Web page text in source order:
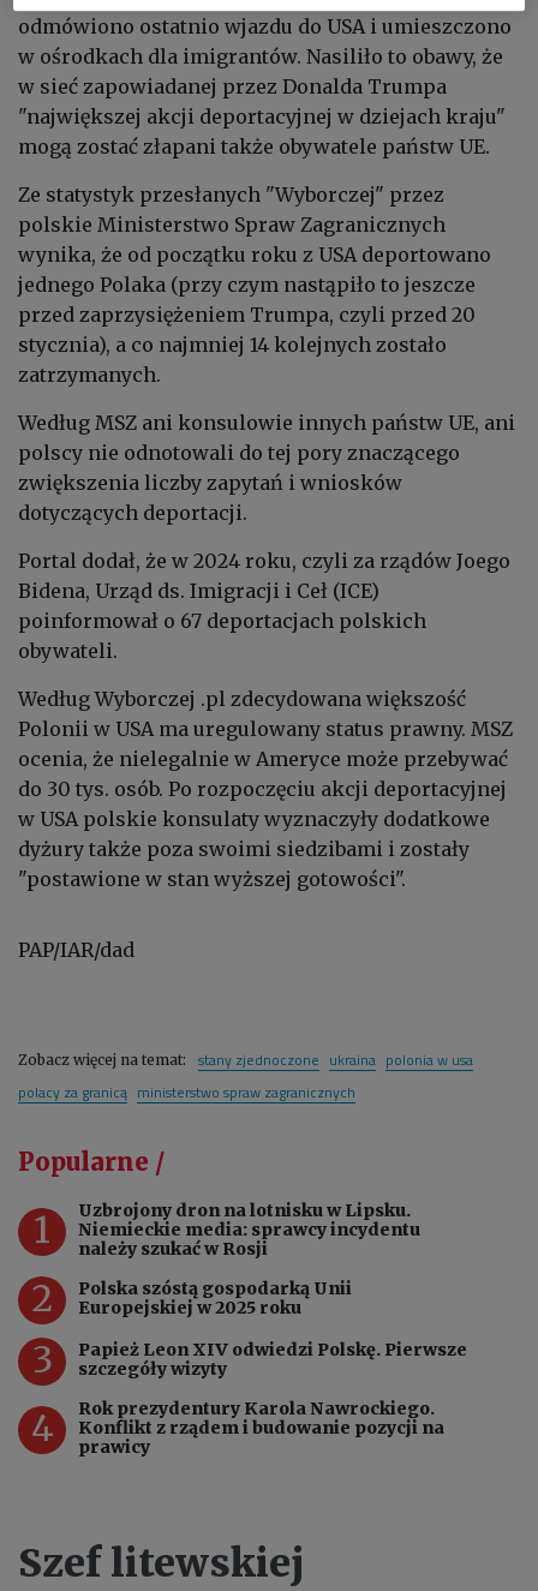
odmówiono ostatnio wjazdu do USA i umieszczono
w ośrodkach dla imigrantów. Nasiliło to obawy, że
w sieć zapowiadanej przez Donalda Trumpa
"największej akcji deportacyjnej w dziejach kraju"
mogą zostać złapani także obywatele państw UE.
Ze statystyk przesłanych "Wyborczej" przez
polskie Ministerstwo Spraw Zagranicznych
wynika, że od początku roku z USA deportowano
jednego Polaka (przy czym nastąpiło to jeszcze
przed zaprzysiężeniem Trumpa, czyli przed 20
stycznia), a co najmniej 14 kolejnych zostało
zatrzymanych.
Według MSZ ani konsulowie innych państw UE, ani
polscy nie odnotowali do tej pory znaczącego
zwiększenia liczby zapytań i wniosków
dotyczących deportacji.
Portal dodał, że w 2024 roku, czyli za rządów Joego
Bidena, Urząd ds. Imigracji i Ceł (ICE)
poinformował o 67 deportacjach polskich
obywateli.
Według Wyborczej .pl zdecydowana większość
Polonii w USA ma uregulowany status prawny. MSZ
ocenia, że nielegalnie w Ameryce może przebywać
do 30 tys. osób. Po rozpoczęciu akcji deportacyjnej
w USA polskie konsulaty wyznaczyły dodatkowe
dyżury także poza swoimi siedzibami i zostały
"postawione w stan wyższej gotowości".
PAP/IAR/dad
Zobacz więcej na temat: stany zjednoczone ukraina polonia w usa
polacy za granicą ministerstwo spraw zagranicznych
Popularne /
1
Uzbrojony dron na lotnisku w Lipsku.
Niemieckie media: sprawcy incydentu
należy szukać w Rosji
2
Polska szóstą gospodarką Unii
Europejskiej w 2025 roku
3
Papież Leon XIV odwiedzi Polskę. Pierwsze
szczegóły wizyty
4
Rok prezydentury Karola Nawrockiego.
Konflikt z rządem i budowanie pozycji na
prawicy
Szef litewskiej